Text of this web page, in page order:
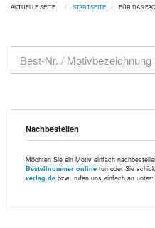
AKTUELLE SEITE: STARTSEITE FÜR DAS
Nachbestellen
Möchten Sie ein Motiv einfach
Bestellnummer online tun oder Sie
verlag.de bzw. rufen uns einfach an unter: